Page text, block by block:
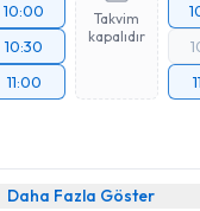
10:00
10:30
11:00
Takvim
kapalıdır
Daha Fazla Göster